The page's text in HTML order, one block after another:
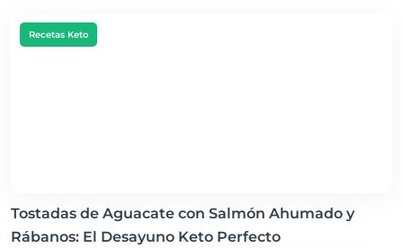
Recetas Keto
Tostadas de Aguacate con Salmón Ahumado y
Rábanos: El Desayuno Keto Perfecto